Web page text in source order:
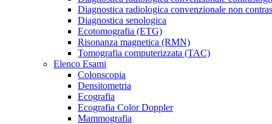
Diagnostica radiologica convenzionale non
Diagnostica senologica
Ecotomografia (ETG)
Risonanza magnetica (RMN)
Tomografia computerizzata (TAC)
Elenco Esami
Colonscopia
Densitometria
Ecografia
Ecografia Color Doppler
Mammografia